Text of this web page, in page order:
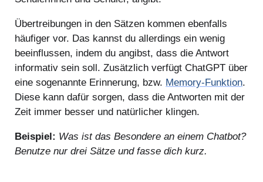
Übertreibungen in den Sätzen kommen ebenfalls
häufiger vor. Das kannst du allerdings ein wenig
beeinflussen, indem du angibst, dass die Antwort
informativ sein soll. Zusätzlich verfügt ChatGPT über
eine sogenannte Erinnerung, bzw. Memory-Funktion.
Diese kann dafür sorgen, dass die Antworten mit der
Zeit immer besser und natürlicher klingen.
Beispiel: Was ist das Besondere an einem Chatbot?
Benutze nur drei Sätze und fasse dich kurz.